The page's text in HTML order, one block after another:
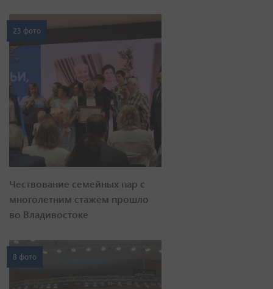
23 фото
Чествование семейных пар с
многолетним стажем прошло
во Владивостоке
8 фото